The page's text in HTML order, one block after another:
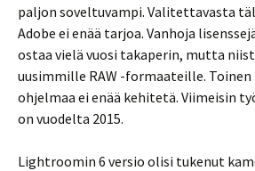
paljon soveltuvampi. Valitettavasta
Adobe ei enää tarjoa. Vanhoja
ostaa vielä vuosi takaperin, mutta
uusimmille RAW -formaateille.
ohjelmaa ei enää kehitetä. Viimeisin
on vuodelta 2015.
Lightroomin 6 versio olisi tukenut